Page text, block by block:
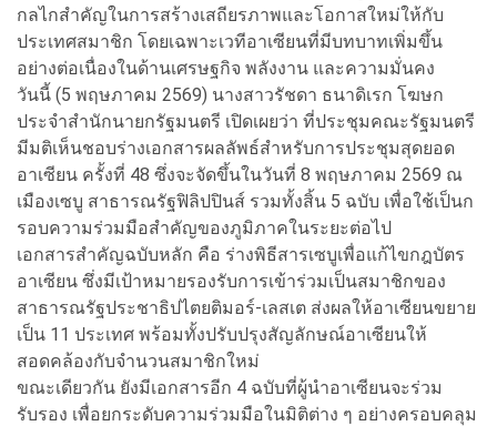
กลไกสำคัญในการสร้างเสถียรภาพและโอกาสใหม่ให้กับ
ประเทศสมาชิก โดยเฉพาะเวทีอาเซียนที่มีบทบาทเพิ่มขึ้น
อย่างต่อเนื่องในด้านเศรษฐกิจ พลังงาน และความมั่นคง
วันนี้ (5 พฤษภาคม 2569) นางสาวรัชดา ธนาดิเรก โฆษก
ประจำสำนักนายกรัฐมนตรี เปิดเผยว่า ที่ประชุมคณะรัฐมนตรี
มีมติเห็นชอบร่างเอกสารผลลัพธ์สำหรับการประชุมสุดยอด
อาเซียน ครั้งที่ 48 ซึ่งจะจัดขึ้นในวันที่ 8 พฤษภาคม 2569 ณ
เมืองเซบู สาธารณรัฐฟิลิปปินส์ รวมทั้งสิ้น 5 ฉบับ เพื่อใช้เป็นก
รอบความร่วมมือสำคัญของภูมิภาคในระยะต่อไป
เอกสารสำคัญฉบับหลัก คือ ร่างพิธีสารเซบูเพื่อแก้ไขกฎบัตร
อาเซียน ซึ่งมีเป้าหมายรองรับการเข้าร่วมเป็นสมาชิกของ
สาธารณรัฐประชาธิปไตยติมอร์-เลสเต ส่งผลให้อาเซียนขยาย
เป็น 11 ประเทศ พร้อมทั้งปรับปรุงสัญลักษณ์อาเซียนให้
สอดคล้องกับจำนวนสมาชิกใหม่
ขณะเดียวกัน ยังมีเอกสารอีก 4 ฉบับที่ผู้นำอาเซียนจะร่วม
รับรอง เพื่อยกระดับความร่วมมือในมิติต่าง ๆ อย่างครอบคลุม